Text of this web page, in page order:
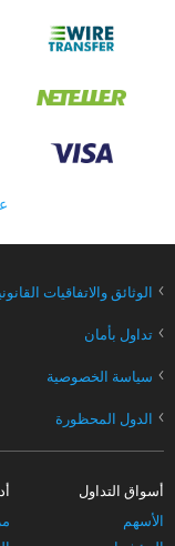
› الوثائق والاتفاقيات
› تداول بأمان
› سياسة الخصوصية
› الدول المحظورة
أسواق التداول
الأسهم